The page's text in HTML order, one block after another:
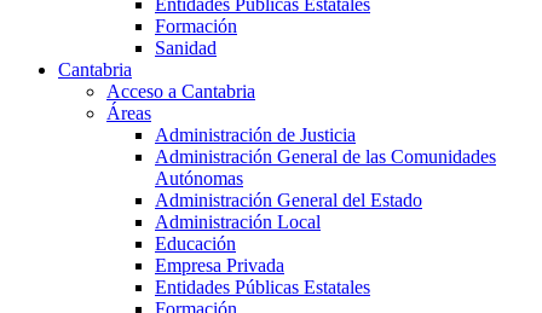
Entidades Públicas Estatales
Formación
Sanidad
Cantabria
Acceso a Cantabria
Áreas
Administración de Justicia
Administración General de las Comunidades
Autónomas
Administración General del Estado
Administración Local
Educación
Empresa Privada
Entidades Públicas Estatales